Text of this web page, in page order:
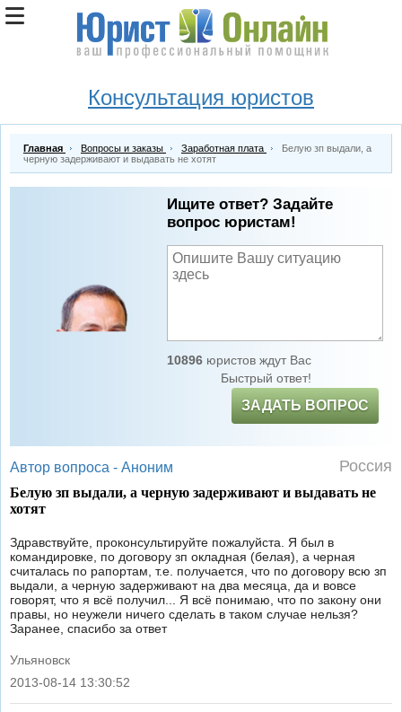
Консультация юристов
Главная Вопросы и заказы Заработная плата
Белую зп выдали, а
черную задерживают и выдавать не хотят
Ищите ответ? Задайте
вопрос юристам!
10896юристов ждут Вас
Быстрый ответ!
ЗАДАТЬ ВОПРОС
Автор вопроса - Аноним Россия
Белую зп выдали, а черную задерживают и выдавать не
хотят
Здравствуйте, проконсультируйте пожалуйста. Я был в
командировке, по договору зп окладная (белая), а черная
считалась по рапортам, т.е. получается, что по договору всю зп
выдали, а черную задерживают на два месяца, да и вовсе
говорят, что я всё получил... Я всё понимаю, что по закону они
правы, но неужели ничего сделать в таком случае нельзя?
Заранее, спасибо за ответ
Ульяновск
|
2013-08-14 13:30:52